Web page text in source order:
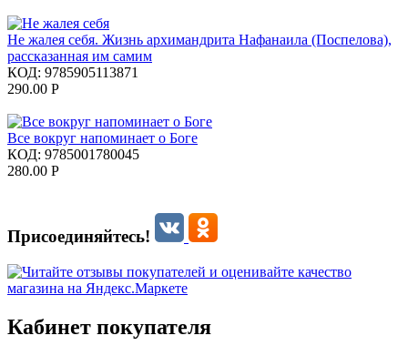
Не жалея себя. Жизнь архимандрита Нафанаила (Поспелова),
рассказанная им самим
КОД: 9785905113871
290.00 Р
Все вокруг напоминает о Боге
КОД: 9785001780045
280.00 Р
Присоединяйтесь!
Кабинет покупателя